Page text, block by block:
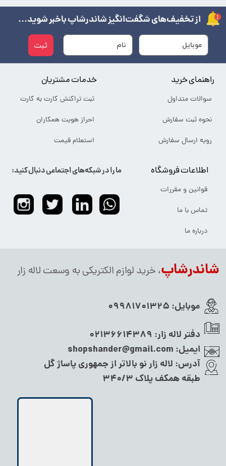
شاندرشاپ، خرید لوازم الکتریکی به وسعت لاله زار
موبایل: 09981701325
دفتر لاله زار: 02136614389
ایمیل: shopshander@gmail.com
آدرس: لاله زار نو بالاتر از جمهوری پاساژ گل
طبقه همکف پلاک ۳۴۰/۳
ما را در شبکه‌های اجتماعی دنبال کنید:
ثبت
از تخفیف‌های شگفت‌انگیز شاندرشاپ باخبر شوید...
اطلاعات فروشگاه
قوانین و مقررات
تماس با ما
درباره ما
خدمات مشتریان
ثبت تراکنش کارت به کارت
احراز هویت همکاران
استعلام قیمت
راهنمای خرید
سوالات متداول
نحوه ثبت سفارش
رویه ارسال سفارش